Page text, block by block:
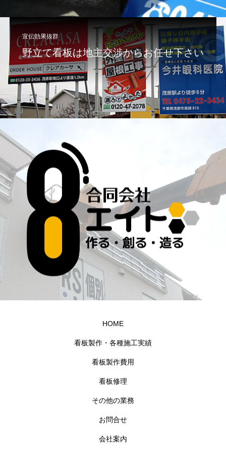
宣伝効果抜群
野立て看板は地主交渉からお任せ下さい
HOME
看板製作・各種施工実績
看板製作費用
看板修理
その他の業務
お問合せ
会社案内